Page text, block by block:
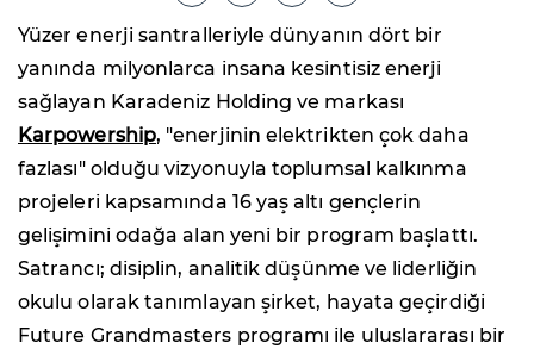
Yüzer enerji santralleriyle dünyanın dört bir
yanında milyonlarca insana kesintisiz enerji
sağlayan Karadeniz Holding ve markası
Karpowership, "enerjinin elektrikten çok daha
fazlası" olduğu vizyonuyla toplumsal kalkınma
projeleri kapsamında 16 yaş altı gençlerin
gelişimini odağa alan yeni bir program başlattı.
Satrancı; disiplin, analitik düşünme ve liderliğin
okulu olarak tanımlayan şirket, hayata geçirdiği
Future Grandmasters programı ile uluslararası bir